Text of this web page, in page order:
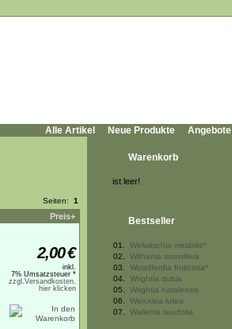
Alle Artikel Neue Produkte Angebote
Seiten: 1
Preis+
2,00€
inkl.
7% Umsatzsteuer *
zzgl.Versandkosten,
hier klicken
Warenkorb
ist leer!
Bestseller
01.
Welwitschia mirabilis*
02.
Withania somnifera
03.
Woodfordia fruticosa*
04.
Wrightia dubia
05.
Wrightia natalensis
06.
Wercklea lutea
07.
Wallenia laurifolia